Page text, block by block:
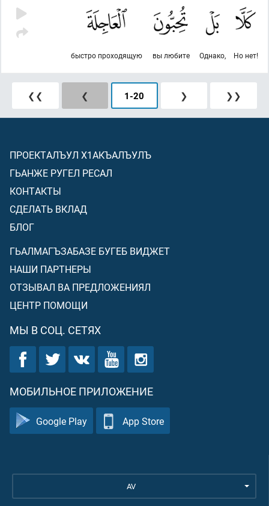
Но нет!
Однако,
вы любите
быстро проходящую
❮❮ ❮ 1-20 ❯ ❯❯
ПРОЕКТАЛЪУЛ Х1АКЪАЛЪУЛЪ
ГЬАНЖЕ РУГЕЛ РЕСАЛ
КОНТАКТЫ
СДЕЛАТЬ ВКЛАД
БЛОГ
ГЬАЛМАГЪЗАБАЗЕ БУГЕБ ВИДЖЕТ
НАШИ ПАРТНЕРЫ
ОТЗЫВАЛ ВА ПРЕДЛОЖЕНИЯЛ
ЦЕНТР ПОМОЩИ
МЫ В СОЦ. СЕТЯХ
МОБИЛЬНОЕ ПРИЛОЖЕНИЕ
Google Play App Store
AV